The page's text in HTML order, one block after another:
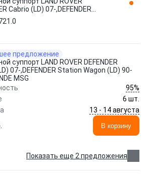
Cabrio (LD) 07-,DEFENDER
(LD) 90-98,DEFENDE MSG
DRI
предложение
суппорт LAND ROVER DEFENDER
07-,DEFENDER Station Wagon (LD) 90-
MSG
95%
6 шт.
13 - 14 августа
В корзину
Показать еще 2 предложения